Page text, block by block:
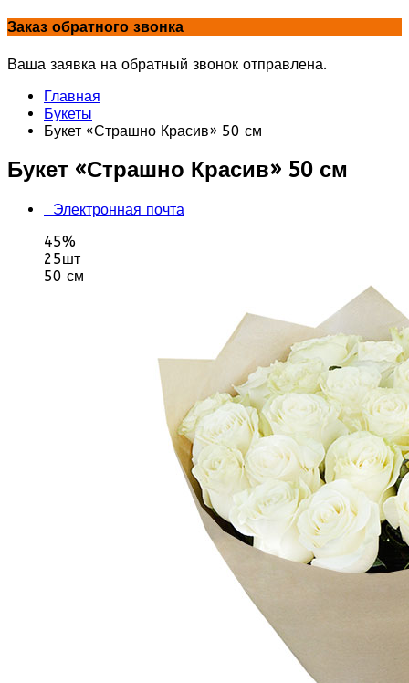
Заказ обратного звонка
Ваша заявка на обратный звонок отправлена.
Главная
Букеты
Букет «Страшно Красив» 50 см
Букет «Страшно Красив» 50 см
Электронная почта
45%
25шт
50 см